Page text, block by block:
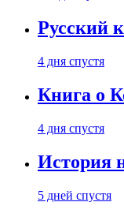
Русский
4 дня спустя
Книга о
4 дня спустя
История
5 дней спустя